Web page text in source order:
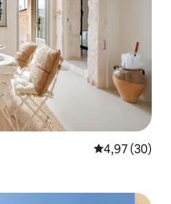
4,97 de uma
4,97 (30)